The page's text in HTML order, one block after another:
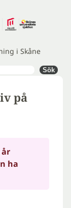
i Skåne
Sök
på
år
ha